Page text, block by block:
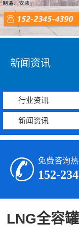
新闻资讯
行业资讯
新闻资讯
免费咨询
152-
LNG全容